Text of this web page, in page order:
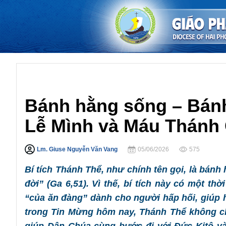
Bánh hằng sống –
Lễ Mình và Máu
Lm. Giuse Nguyễn Văn Vang 05/06/2026 575
Bí tích Thánh Thể, như chính tên gọi, là
đời” (Ga 6,51). Vì thế, bí tích này có một
“của ăn đàng” dành cho người hấp hối,
trong Tin Mừng hôm nay, Thánh Thể không